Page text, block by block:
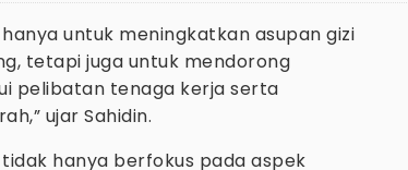
untuk meningkatkan asupan gizi
tetapi juga untuk mendorong
pelibatan tenaga kerja serta
ujar Sahidin.
hanya berfokus pada aspek